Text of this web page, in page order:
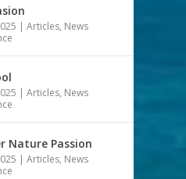
|Articles, News
|Articles, News
Nature Passion
|Articles, News